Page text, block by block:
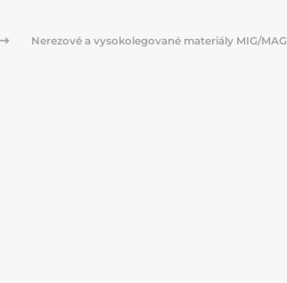
Nerezové a vysokolegované materiály MIG/MAG